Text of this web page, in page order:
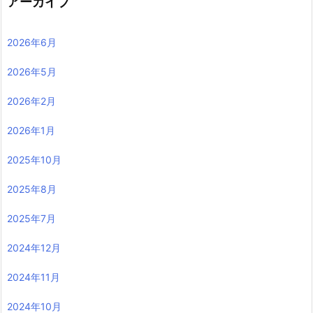
2026年6月
2026年5月
2026年2月
2026年1月
2025年10月
2025年8月
2025年7月
2024年12月
2024年11月
2024年10月